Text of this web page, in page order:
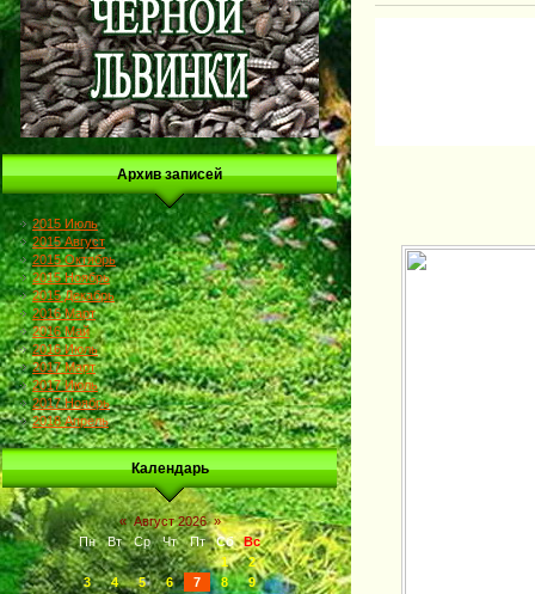
Архив записей
2015 Июль
2015 Август
2015 Октябрь
2015 Ноябрь
2015 Декабрь
2016 Март
2016 Май
2016 Июль
2017 Март
2017 Июль
2017 Ноябрь
2018 Апрель
Календарь
« Август 2026 »
Пн
Вт Ср Чт Пт Сб
Вс
1
2
3
4 5 6 7 8
9